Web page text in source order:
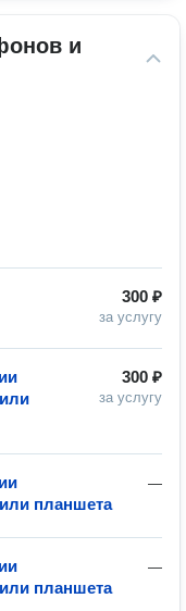
и
300 ₽
за услугу
300 ₽
за услугу
—
планшета
—
планшета